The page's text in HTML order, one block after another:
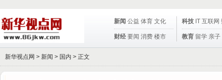
新闻 公益 体育 文化
财经 要闻 消费 楼市
科技 IT 互联网
教育 留学 亲子
新华视点网 > 新闻 > 国内 > 正文